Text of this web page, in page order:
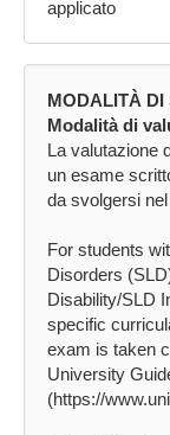
applicato
MODALITÀ
Modalità di
La valutazione
un esame
da svolgersi
For students
Disorders
Disability/SLD
specific
exam is taken
University
(https://